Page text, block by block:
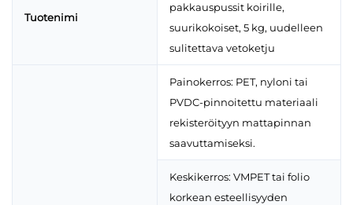
Tuotenimi
pakkauspussit koirille,
suurikokoiset, 5 kg, uudelleen
sulitettava vetoketju
Painokerros: PET, nyloni tai
PVDC-pinnoitettu materiaali
rekisteröityyn mattapinnan
saavuttamiseksi.
Keskikerros: VMPET tai folio
korkean esteellisyyden